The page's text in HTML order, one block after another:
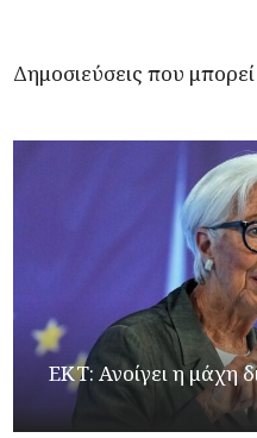
Δημοσιεύσεις που
ΕΚΤ: Ανοίγει η μάχη